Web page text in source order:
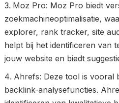
Moz Pro: Moz Pro biedt
zoekmachineoptimalisatie,
explorer, rank tracker, site
helpt bij het identificeren van
jouw website en biedt
Ahrefs: Deze tool is vooral
backlink-analysefuncties.